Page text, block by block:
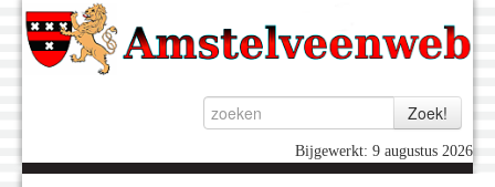
Bijgewerkt: 9 augustus 2026